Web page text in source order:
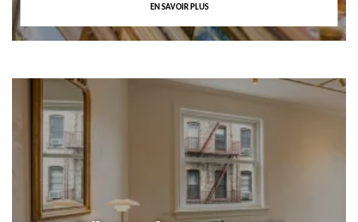
EN SAVOIR PLUS